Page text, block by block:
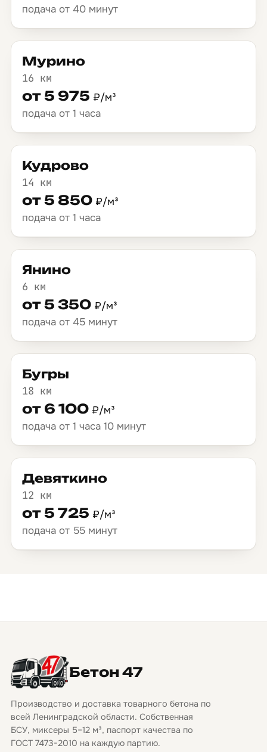
подача от 40 минут
Мурино
16 км
от 5 975 ₽/м³
подача от 1 часа
Кудрово
14 км
от 5 850 ₽/м³
подача от 1 часа
Янино
6 км
от 5 350 ₽/м³
подача от 45 минут
Бугры
18 км
от 6 100 ₽/м³
подача от 1 часа 10 минут
Девяткино
12 км
от 5 725 ₽/м³
подача от 55 минут
Бетон 47
Производство и доставка товарного бетона по
всей Ленинградской области. Собственная
БСУ, миксеры 5–12 м³, паспорт качества по
ГОСТ 7473-2010 на каждую партию.